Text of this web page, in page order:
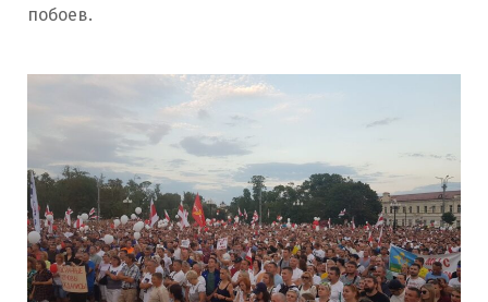
побоев.